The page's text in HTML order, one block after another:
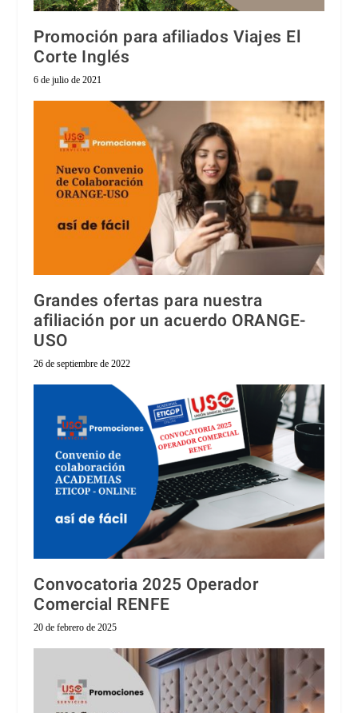
Promoción para afiliados Viajes El
Corte Inglés
6 de julio de 2021
Grandes ofertas para nuestra
afiliación por un acuerdo ORANGE-
USO
26 de septiembre de 2022
Convocatoria 2025 Operador
Comercial RENFE
20 de febrero de 2025